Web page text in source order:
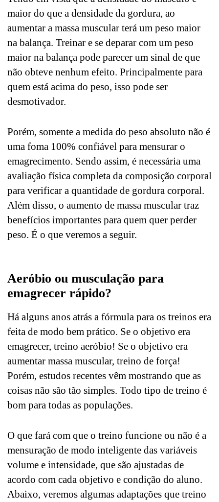
maior do que a densidade da gordura, ao
aumentar a massa muscular terá um peso maior
na balança. Treinar e se deparar com um peso
maior na balança pode parecer um sinal de que
não obteve nenhum efeito. Principalmente para
quem está acima do peso, isso pode ser
desmotivador.
Porém, somente a medida do peso absoluto não é
uma foma 100% confiável para mensurar o
emagrecimento. Sendo assim, é necessária uma
avaliação física completa da composição corporal
para verificar a quantidade de gordura corporal.
Além disso, o aumento de massa muscular traz
benefícios importantes para quem quer perder
peso. É o que veremos a seguir.
Aeróbio ou musculação para
emagrecer rápido?
Há alguns anos atrás a fórmula para os treinos era
feita de modo bem prático. Se o objetivo era
emagrecer, treino aeróbio! Se o objetivo era
aumentar massa muscular, treino de força!
Porém, estudos recentes vêm mostrando que as
coisas não são tão simples. Todo tipo de treino é
bom para todas as populações.
O que fará com que o treino funcione ou não é a
mensuração de modo inteligente das variáveis
volume e intensidade, que são ajustadas de
acordo com cada objetivo e condição do aluno.
Abaixo, veremos algumas adaptações que treino